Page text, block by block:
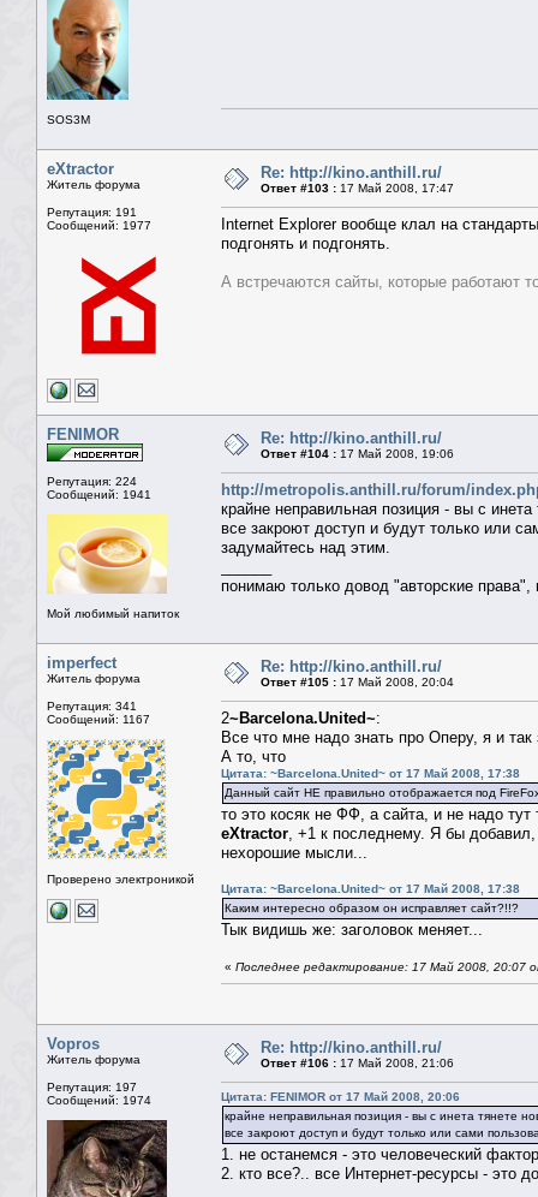
SOS3M
eXtractor
Житель форума
Репутация: 191
Сообщений: 1977
Re: http://kino.anthill.ru/
Ответ #103 : 17 Май 2008, 17:47
Internet Explorer вообще клал на
подгонять и подгонять.
А встречаются сайты, которые работают
FENIMOR
Репутация: 224
Сообщений: 1941
Мой любимый напиток
Re: http://kino.anthill.ru/
Ответ #104 : 17 Май 2008, 19:06
http://metropolis.anthill.ru/forum/
крайне неправильная позиция - вы с
все закроют доступ и будут только или
задумайтесь над этим.
понимаю только довод "авторские
imperfect
Житель форума
Репутация: 341
Сообщений: 1167
Проверено электроникой
Re: http://kino.anthill.ru/
Ответ #105 : 17 Май 2008, 20:04
2~Barcelona.United~:
Все что мне надо знать про Оперу, я и
А то, что
Цитата: ~Barcelona.United~ от 17 Май 2008, 17:38
Данный сайт НЕ правильно отображается под
то это косяк не ФФ, а сайта, и не надо
eXtractor, +1 к последнему. Я бы
нехорошие мысли...
Цитата: ~Barcelona.United~ от 17 Май 2008, 17:38
Каким интересно образом он исправляет сайт?!!?
Тык видишь же: заголовок меняет...
« Последнее редактирование: 17 Май 2008, 20:07
Vopros
Житель форума
Репутация: 197
Сообщений: 1974
Re: http://kino.anthill.ru/
Ответ #106 : 17 Май 2008, 21:06
Цитата: FENIMOR от 17 Май 2008, 20:06
крайне неправильная позиция - вы с инета тянете
все закроют доступ и будут только или сами
1. не останемся - это человеческий
2. кто все?.. все Интернет-ресурсы - это